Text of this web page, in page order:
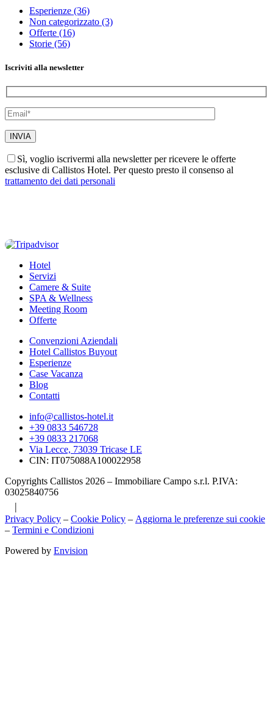
Esperienze (36)
Non categorizzato (3)
Offerte (16)
Storie (56)
Iscriviti alla newsletter
Sì, voglio iscrivermi alla newsletter per ricevere le offerte
esclusive di Callistos Hotel. Per questo presto il consenso al
trattamento dei dati personali
Hotel
Servizi
Camere & Suite
SPA & Wellness
Meeting Room
Offerte
Convenzioni Aziendali
Hotel Callistos Buyout
Esperienze
Case Vacanza
Blog
Contatti
info@callistos-hotel.it
+39 0833 546728
+39 0833 217068
Via Lecce, 73039 Tricase LE
CIN: IT075088A100022958
Copyrights Callistos 2026 – Immobiliare Campo s.r.l. P.IVA:
03025840756
|
Privacy Policy – Cookie Policy – Aggiorna le preferenze sui cookie
– Termini e Condizioni
Powered by Envision